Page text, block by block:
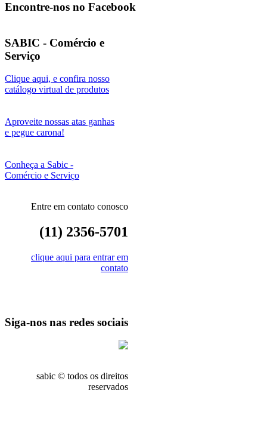
Encontre-nos no Facebook
SABIC - Comércio e
Serviço
Clique aqui, e confira nosso
catálogo virtual de produtos
Aproveite nossas atas ganhas
e pegue carona!
Conheça a Sabic -
Comércio e Serviço
Entre em contato conosco
(11) 2356-5701
clique aqui para entrar em
contato
Siga-nos nas redes sociais
sabic © todos os direitos
reservados